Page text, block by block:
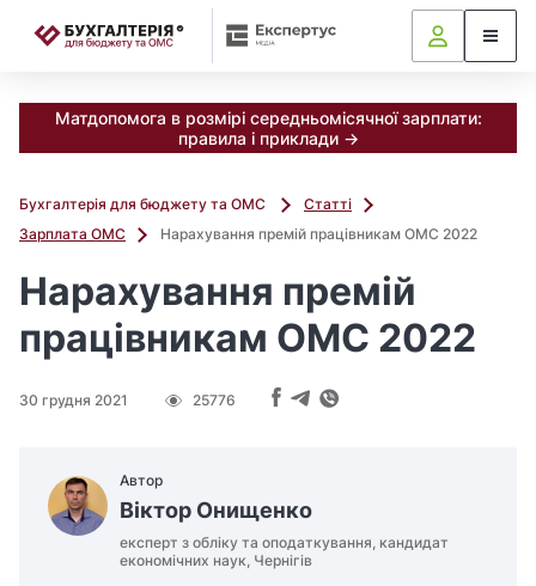
Матдопомога в розмірі середньомісячної зарплати:
правила і приклади →
Бухгалтерія для бюджету та ОМС
Статті
Зарплата ОМС
Нарахування премій працівникам ОМС 2022
Нарахування премій
працівникам ОМС 2022
30 грудня 2021 25776
Автор
Віктор Онищенко
експерт з обліку та оподаткування, кандидат
економічних наук, Чернігів